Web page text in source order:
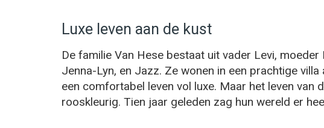
Luxe leven aan de kust
De familie Van Hese bestaat uit vader Levi,
Jenna-Lyn, en Jazz. Ze wonen in een prachtige
een comfortabel leven vol luxe. Maar het leven van
rooskleurig. Tien jaar geleden zag hun wereld er